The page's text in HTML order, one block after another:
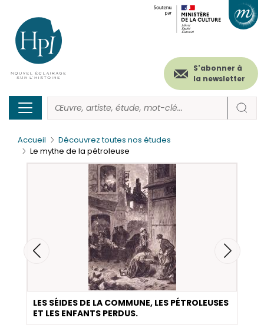
contenu
principal
Menu
secondaire
(header)
S'abonner à
la newsletter
Accueil
Découvrez toutes nos études
Le mythe de la pétroleuse
LES SÉIDES DE LA COMMUNE, LES PÉTROLEUSES
ET LES ENFANTS PERDUS.